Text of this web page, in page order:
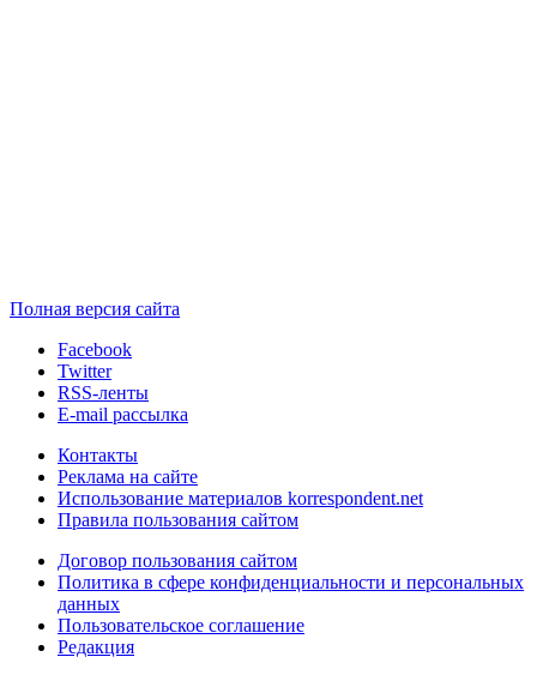
Полная версия сайта
Facebook
Twitter
RSS-ленты
E-mail рассылка
Контакты
Реклама на сайте
Использование материалов korrespondent.net
Правила пользования сайтом
Договор пользования сайтом
Политика в сфере конфиденциальности и персональных
данных
Пользовательское соглашение
Редакция